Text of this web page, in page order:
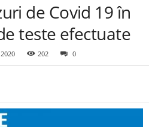
de Covid 19 în
teste efectuate
202 0